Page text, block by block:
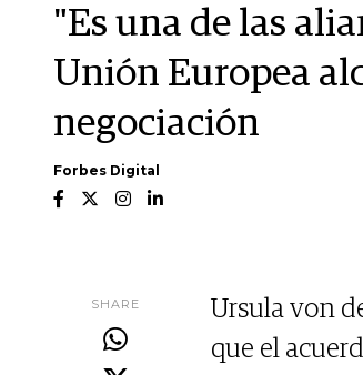
"Es una de las
Unión Europea
negociación
Forbes Digital
SHARE
Ursula von
que el